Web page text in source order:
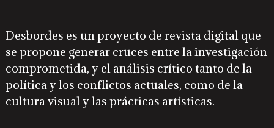
Desbordes es un proyecto de revista digital que
se propone generar cruces entre la investigación
comprometida, y el análisis crítico tanto de la
política y los conflictos actuales, como de la
cultura visual y las prácticas artísticas.